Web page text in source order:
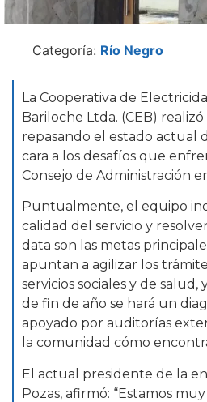
Categoría: Río Negro
La Cooperativa de
Bariloche Ltda. (CEB)
repasando el estado actual
cara a los desafíos que
Consejo de Administración
Puntualmente, el equipo
calidad del servicio y
data son las metas
apuntan a agilizar los
servicios sociales y de
de fin de año se hará un
apoyado por auditorías
la comunidad cómo
El actual presidente de la
Pozas, afirmó: “Estamos